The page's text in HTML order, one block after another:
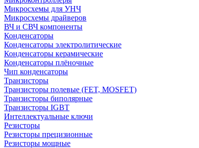
Микросхемы для УНЧ
Микросхемы драйверов
ВЧ и СВЧ компоненты
Конденсаторы
Конденсаторы электролитические
Конденсаторы керамические
Конденсаторы плёночные
Чип конденсаторы
Транзисторы
Транзисторы полевые (FET, MOSFET)
Транзисторы биполярные
Транзисторы IGBT
Интеллектуальные ключи
Резисторы
Резисторы прецизионные
Резисторы мощные